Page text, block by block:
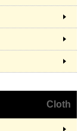
Cloth